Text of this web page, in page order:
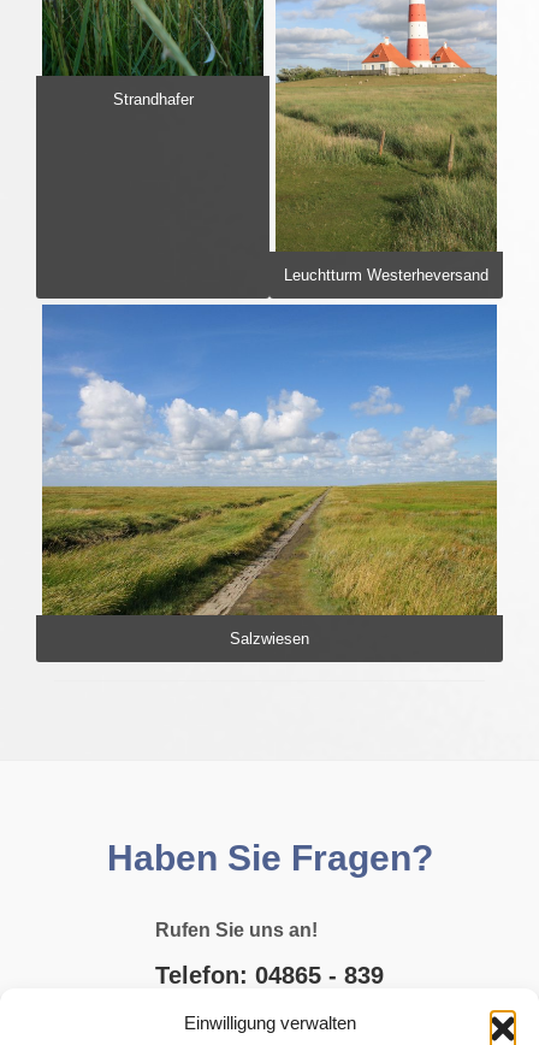
Einwilligung verwalten
Strandhafer
Leuchtturm Westerheversand
Salzwiesen
Haben Sie Fragen?
Rufen Sie uns an!
Telefon: 04865 - 839